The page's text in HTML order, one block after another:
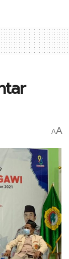
AA